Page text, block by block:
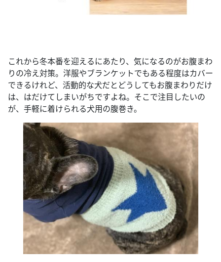
これから冬本番を迎えるにあたり、気になるのがお腹まわ
りの冷え対策。洋服やブランケットでもある程度はカバー
できるけれど、活動的な犬だとどうしてもお腹まわりだけ
は、はだけてしまいがちですよね。そこで注目したいの
が、手軽に着けられる犬用の腹巻き。